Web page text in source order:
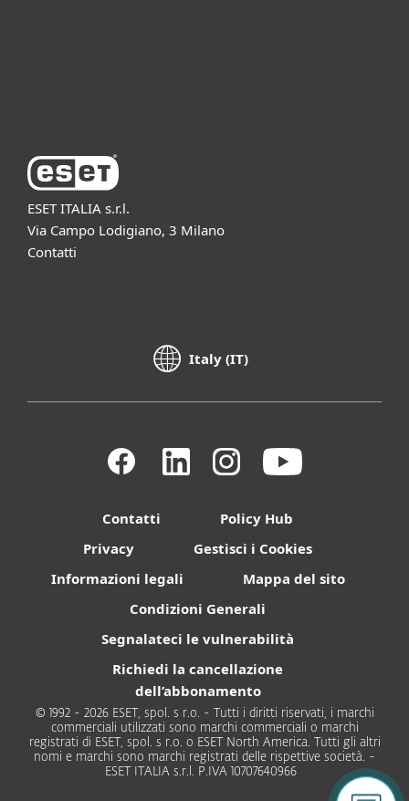
ESET ITALIA s.r.l.
Via Campo Lodigiano, 3 Milano
Contatti
Italy (IT)
Contatti
Policy Hub
Privacy
Gestisci i Cookies
Informazioni legali
Mappa del sito
Condizioni Generali
Segnalateci le vulnerabilità
Richiedi la cancellazione
dell’abbonamento
© 1992 - 2026 ESET, spol. s r.o. - Tutti i diritti riservati, i marchi
commerciali utilizzati sono marchi commerciali o marchi
registrati di ESET, spol. s r.o. o ESET North America. Tutti gli altri
nomi e marchi sono marchi registrati delle rispettive società. -
ESET ITALIA s.r.l. P.IVA 10707640966